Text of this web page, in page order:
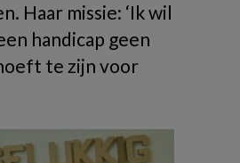
Haar missie: ‘Ik wil
handicap geen
te zijn voor